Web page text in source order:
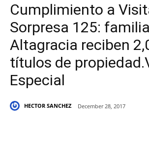
Cumplimiento a
Sorpresa 125:
Altagracia reciben
títulos de
Especial
HECTOR SANCHEZ December 28, 2017